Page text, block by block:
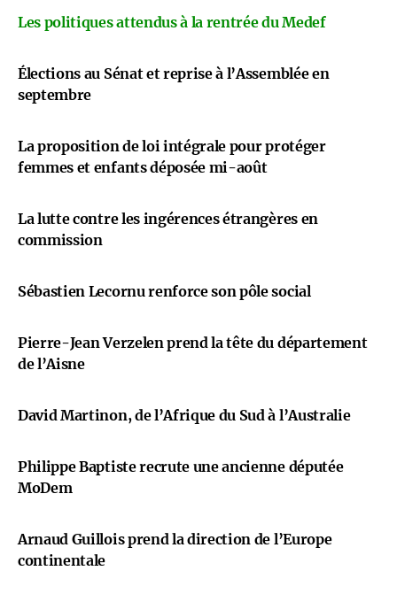
Les politiques attendus à la rentrée du Medef
Élections au Sénat et reprise à l’Assemblée en
septembre
La proposition de loi intégrale pour protéger
femmes et enfants déposée mi-août
La lutte contre les ingérences étrangères en
commission
Sébastien Lecornu renforce son pôle social
Pierre-Jean Verzelen prend la tête du département
de l’Aisne
David Martinon, de l’Afrique du Sud à l’Australie
Philippe Baptiste recrute une ancienne députée
MoDem
Arnaud Guillois prend la direction de l’Europe
continentale